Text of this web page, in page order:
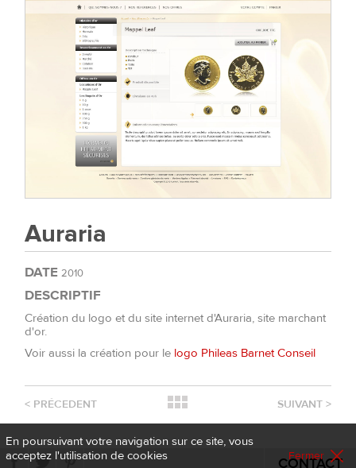
Auraria
DATE2010
DESCRIPTIF
Création du logo et du site internet d'Auraria, site marchant
d'or.
Voir aussi la création pour le logo Phileas Barnet Conseil
< PRÉCEDENT SUIVANT >
CONTACT
En poursuivant votre navigation sur ce site, vous
acceptez l'utilisation de cookies
Fermer